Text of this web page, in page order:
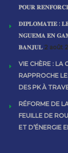
𝐏𝐎𝐔𝐑
𝐃𝐈𝐏𝐋𝐎𝐌𝐀𝐓𝐈𝐄 :
𝐍𝐆𝐔𝐄𝐌𝐀 𝐄𝐍
𝐁𝐀𝐍𝐉𝐔𝐋 2 août
VIE CHÈRE : LA
RAPPROCHE
DES PK À
RÉFORME DE
FEUILLE DE
ET D’ÉNERGIE